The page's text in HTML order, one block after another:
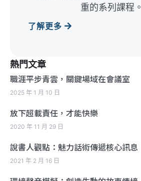
重的系列課程。
了解更多
熱門文章
職涯平步青雲，關鍵場域在會議室
2025 年 1 月 10 日
放下超載責任，才能快樂
2020 年 11 月 29 日
說書人觀點：魅力話術傳遞核心訊息
2021 年 2 月 16 日